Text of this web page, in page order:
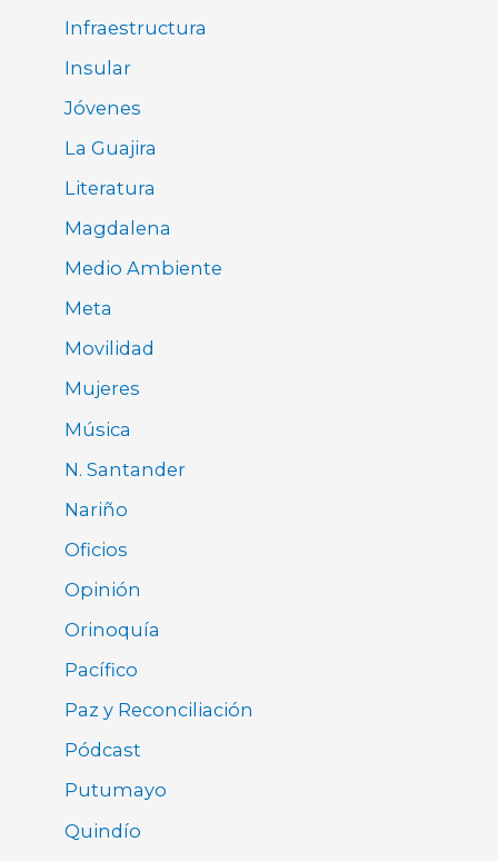
Infraestructura
Insular
Jóvenes
La Guajira
Literatura
Magdalena
Medio Ambiente
Meta
Movilidad
Mujeres
Música
N. Santander
Nariño
Oficios
Opinión
Orinoquía
Pacífico
Paz y Reconciliación
Pódcast
Putumayo
Quindío